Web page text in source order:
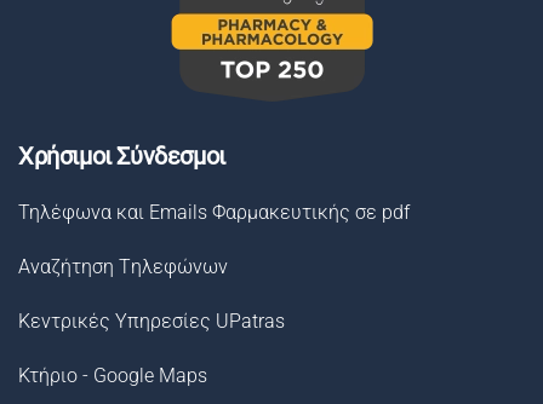
Χρήσιμοι Σύνδεσμοι
Τηλέφωνα και Emails Φαρμακευτικής σε pdf
Αναζήτηση Tηλεφώνων
Κεντρικές Υπηρεσίες UPatras
Κτήριο - Google Maps